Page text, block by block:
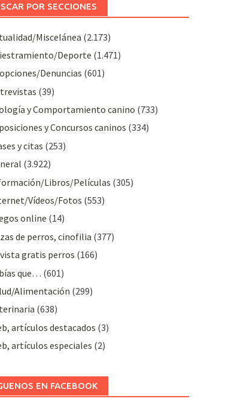
POR SECCIONES
Miscelánea (2.173)
Deporte (1.471)
Denuncias (601)
(39)
y Comportamiento canino (733)
y Concursos caninos (334)
y citas (253)
(3.922)
Libros/Películas (305)
Vídeos/Fotos (553)
online (14)
de perros, cinofilia (377)
gratis perros (166)
que… (601)
Alimentación (299)
(638)
artículos destacados (3)
artículos especiales (2)
EN FACEBOOK